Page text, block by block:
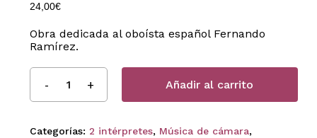
24,00€
Obra dedicada al oboísta español Fernando
Ramírez.
Añadir al carrito
Categorías: 2 intérpretes, Música de cámara,